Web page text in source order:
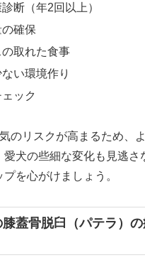
断（年2回以上）
確保
取れた食事
い環境作り
ック
のリスクが高まるため、
犬の些細な変化も見逃さ
を心がけましょう。
蓋骨脱臼（パテラ）